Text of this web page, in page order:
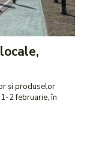
și produselor
2 februarie, în